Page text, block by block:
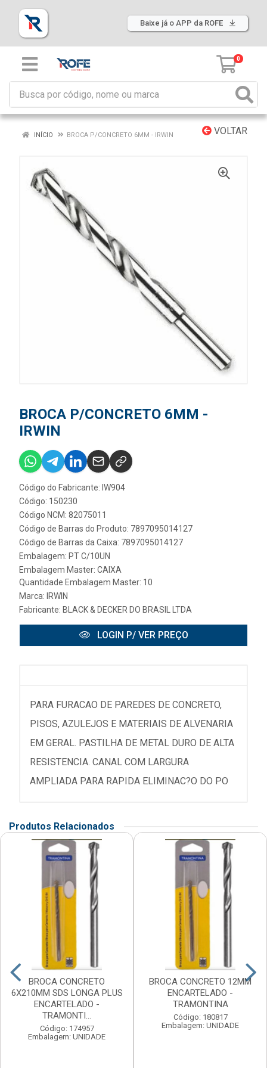
Baixe já o APP da ROFE
0
VOLTAR
INÍCIO BROCA P/CONCRETO 6MM - IRWIN
BROCA P/CONCRETO 6MM -
IRWIN
Código do Fabricante: IW904
Código: 150230
Código NCM: 82075011
Código de Barras do Produto: 7897095014127
Código de Barras da Caixa: 7897095014127
Embalagem: PT C/10UN
Embalagem Master: CAIXA
Quantidade Embalagem Master: 10
Marca: IRWIN
Fabricante: BLACK & DECKER DO BRASIL LTDA
LOGIN P/ VER PREÇO
PARA FURACAO DE PAREDES DE CONCRETO,
PISOS, AZULEJOS E MATERIAIS DE ALVENARIA
EM GERAL. PASTILHA DE METAL DURO DE ALTA
RESISTENCIA. CANAL COM LARGURA
AMPLIADA PARA RAPIDA ELIMINAC?O DO PO
Produtos Relacionados
BROCA CONCRETO
6X210MM SDS LONGA PLUS
ENCARTELADO -
TRAMONTI...
Código: 174957
Embalagem: UNIDADE
BROCA CONCRETO 12MM
ENCARTELADO -
TRAMONTINA
Código: 180817
Embalagem: UNIDADE